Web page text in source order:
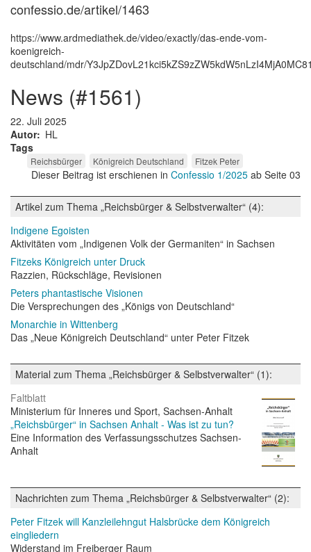
confessio.de/artikel/1463
https://www.ardmediathek.de/video/exactly/das-ende-vom-
koenigreich-
deutschland/mdr/
news (#1561)
22. Juli 2025
Autor
HL
Tags
Reichsbürger Königreich Deutschland Fitzek Peter
Dieser Beitrag ist erschienen in Confessio 1/2025 ab Seite 03
Artikel zum Thema „Reichsbürger & Selbstverwalter“ (4):
Indigene Egoisten
Aktivitäten vom „Indigenen Volk der Germaniten“ in Sachsen
Fitzeks Königreich unter Druck
Razzien, Rückschläge, Revisionen
Peters phantastische Visionen
Die Versprechungen des „Königs von Deutschland“
Monarchie in Wittenberg
Das „Neue Königreich Deutschland“ unter Peter Fitzek
Material zum Thema „Reichsbürger & Selbstverwalter“ (1):
Faltblatt
Ministerium für Inneres und Sport, Sachsen-Anhalt
„Reichsbürger“ in Sachsen Anhalt - Was ist zu tun?
Eine Information des Verfassungsschutzes Sachsen-
Anhalt
Nachrichten zum Thema „Reichsbürger & Selbstverwalter“ (2):
Peter Fitzek will Kanzleilehngut Halsbrücke dem Königreich
eingliedern
Widerstand im Freiberger Raum